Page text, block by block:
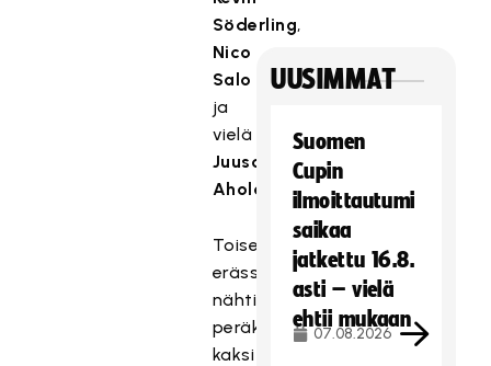
Söderling,
Nico
Salo
ja
vielä
Juuso
Aholakin
.
Toisessa
erässä
nähtiin
peräkkäin
kaksi
UUSIMMAT
Suomen
Cupin
ilmoittautumi
saikaa
jatkettu 16.8.
asti – vielä
ehtii mukaan
07.08.2026